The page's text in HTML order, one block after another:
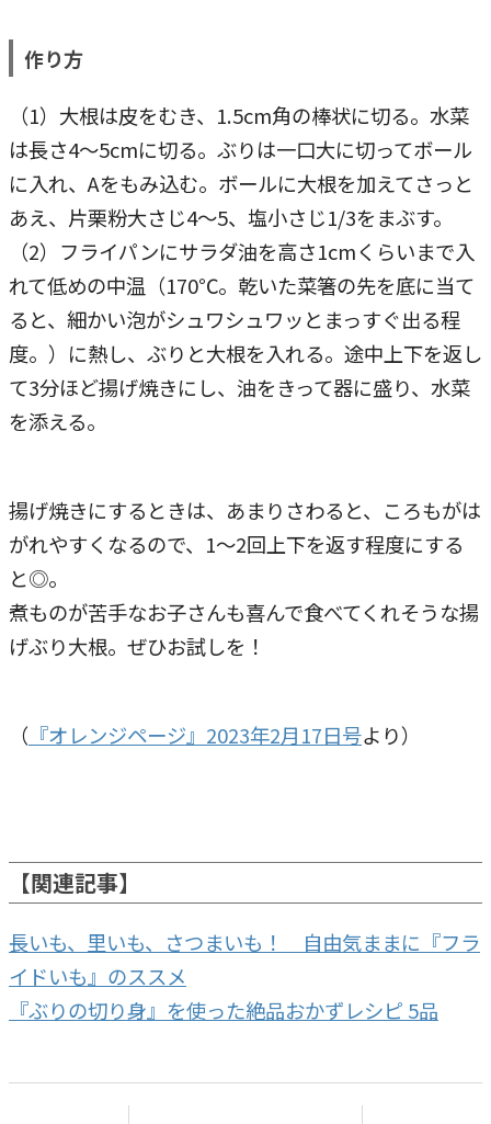
作り方
（1）大根は皮をむき、1.5cm角の棒状に切る。水菜
は長さ4～5cmに切る。ぶりは一口大に切ってボール
に入れ、Aをもみ込む。ボールに大根を加えてさっと
あえ、片栗粉大さじ4～5、塩小さじ1/3をまぶす。
（2）フライパンにサラダ油を高さ1cmくらいまで入
れて低めの中温（170℃。乾いた菜箸の先を底に当て
ると、細かい泡がシュワシュワッとまっすぐ出る程
度。）に熱し、ぶりと大根を入れる。途中上下を返し
て3分ほど揚げ焼きにし、油をきって器に盛り、水菜
を添える。
揚げ焼きにするときは、あまりさわると、ころもがは
がれやすくなるので、1～2回上下を返す程度にする
と◎。
煮ものが苦手なお子さんも喜んで食べてくれそうな揚
げぶり大根。ぜひお試しを！
（ 『オレンジページ』2023年2月17日号より）
【関連記事】
長いも、里いも、さつまいも！ 自由気ままに『フラ
イドいも』のススメ
『ぶりの切り身』を使った絶品おかずレシピ 5品